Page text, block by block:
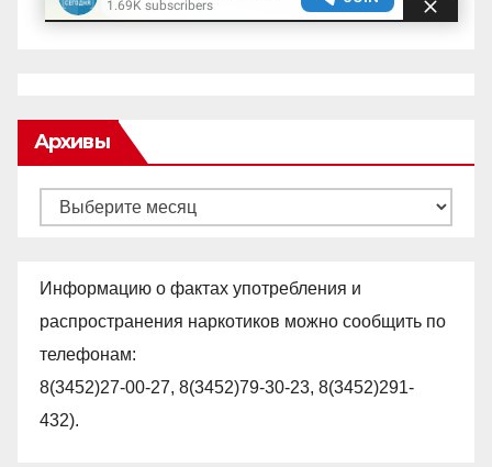
Архивы
Архивы
Информацию о фактах употребления и
распространения наркотиков можно сообщить по
телефонам:
8(3452)27-00-27, 8(3452)79-30-23, 8(3452)291-
432).